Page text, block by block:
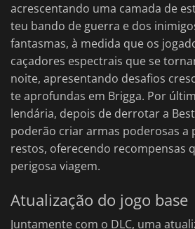
acrescentando uma camada de
teu bando de guerra e dos
fantasmas, à medida que os
caçadores espectrais que se
noite, apresentando desafios
te aprofundas em Brigga. Por
lendária, depois de derrotar a
poderão criar armas poderosas a
restos, oferecendo recompensas
perigosa viagem.
Atualização do jogo base
Juntamente com o DLC, uma